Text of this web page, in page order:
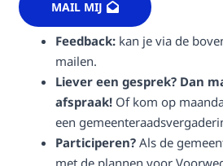
MAIL MIJ
Feedback: kan je via de
mailen.
Liever een gesprek? Dan
afspraak!Of kom op
een
Participeren?Als de